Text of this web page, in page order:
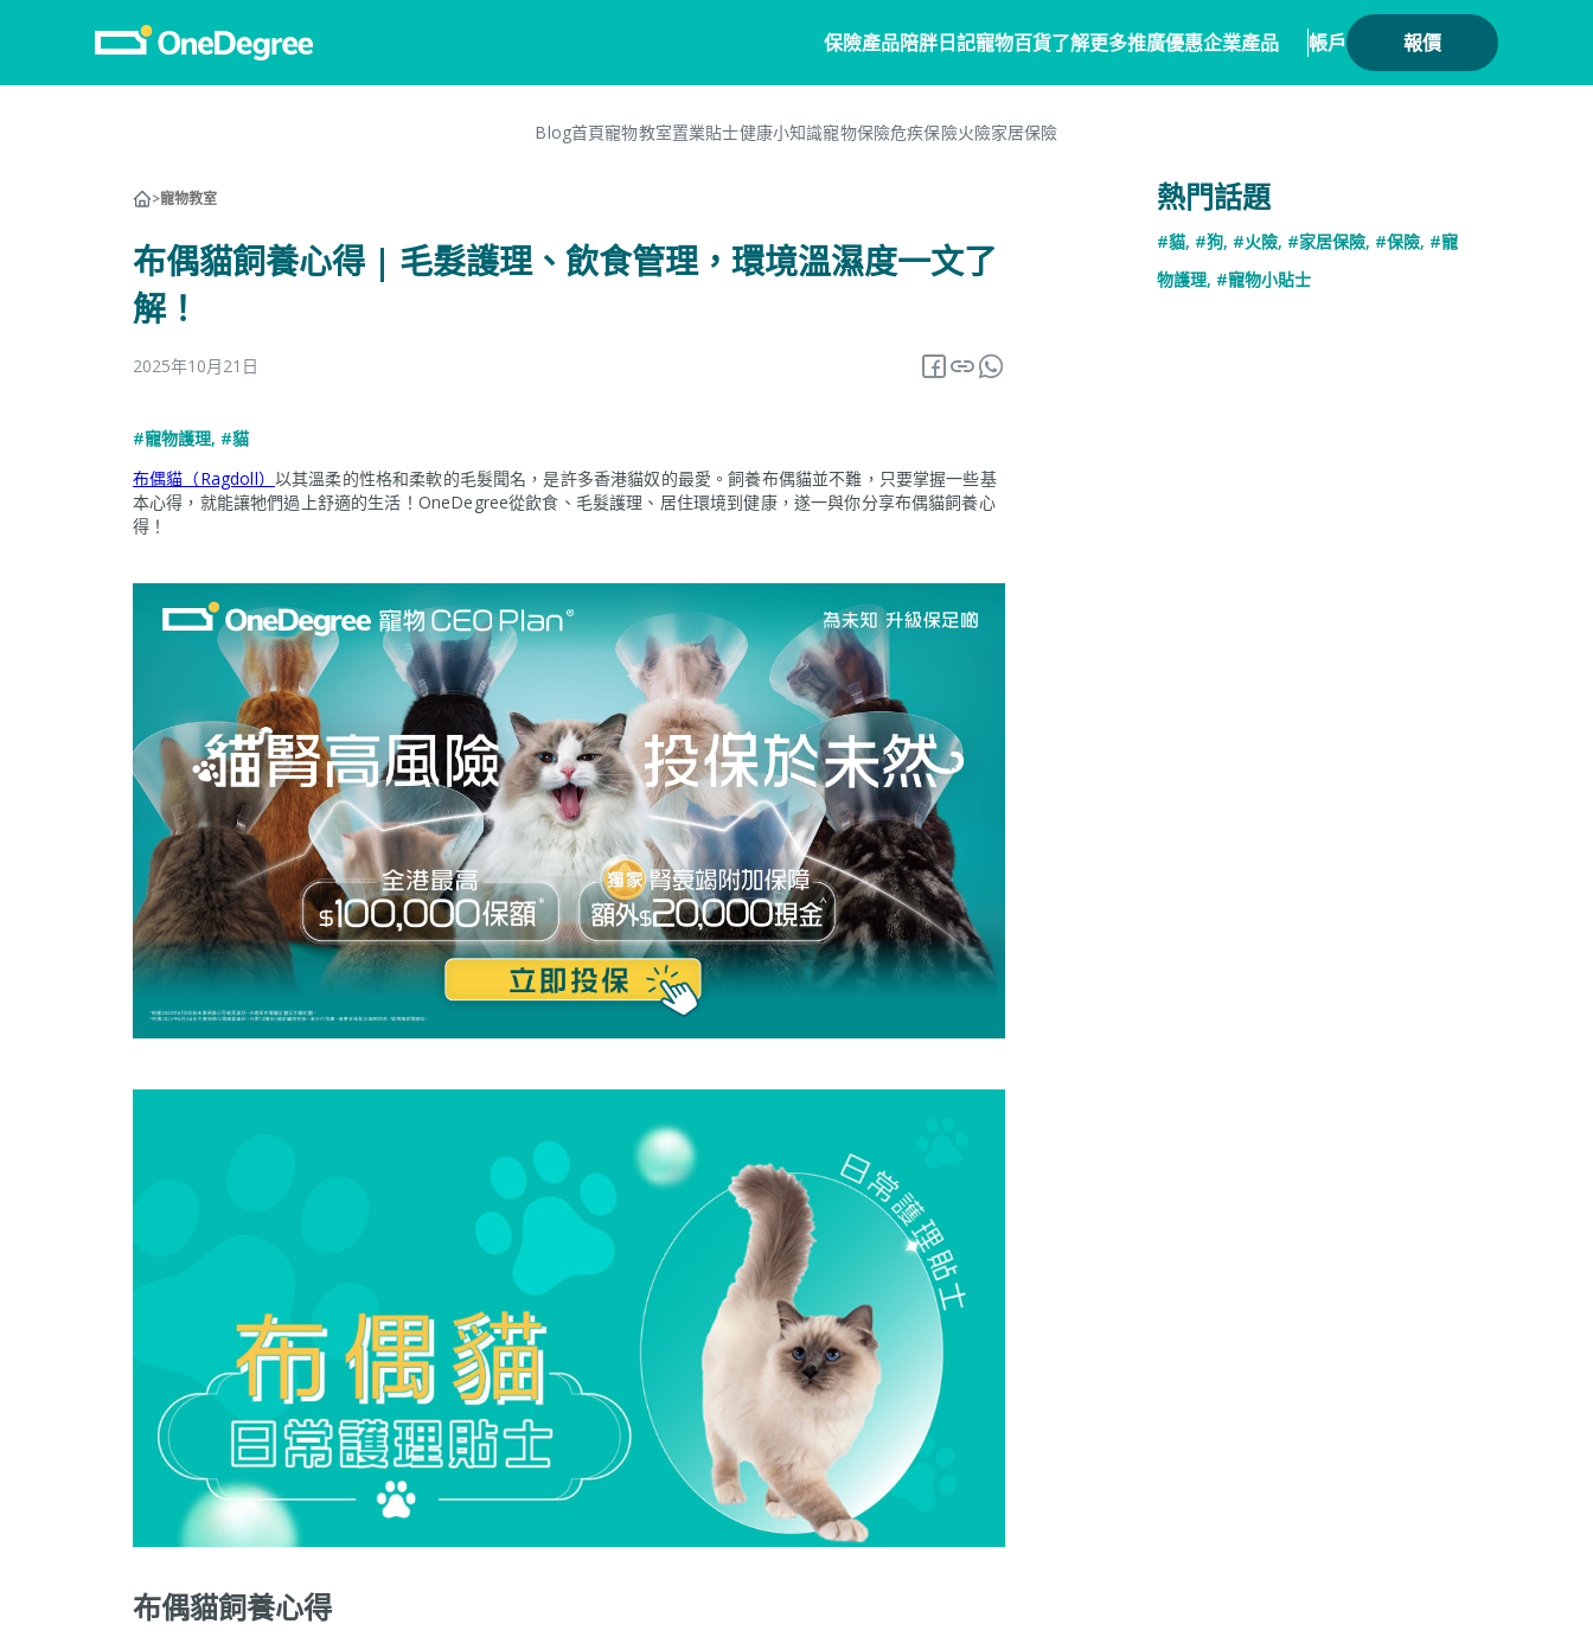
保險產品
狗狗保險
家電保養保險
陪胖日記
立即下載
寵物百貨了解更多
網誌
推廣優惠
毛範生會員計劃
企業產品
數碼保險
數字資產保險
帳戶 報價
Blog首頁寵物教室置業貼士健康小知識寵物保險危疾保險火險家居保險
>寵物教室
布偶貓飼養心得 | 毛髮護理、飲食管理，環境溫濕度一文了
解！
2025年10月21日
#寵物護理, #貓
布偶貓（Ragdoll） 以其溫柔的性格和柔軟的毛髮聞名，是許多香港貓奴的最愛。飼養布偶貓並不難，只要掌握一些基
本心得，就能讓牠們過上舒適的生活！OneDegree從飲食、毛髮護理、居住環境到健康，遂一與你分享布偶貓飼養心
得！
布偶貓飼養心得
熱門話題
#貓, #狗, #火險, #家居保險, #保險, #寵
物護理, #寵物小貼士